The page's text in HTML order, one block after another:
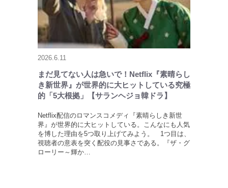
2026.6.11
まだ見てない人は急いで！Netflix『素晴らし
き新世界』が世界的に大ヒットしている究極
的「5大根拠」【サランヘジョ韓ドラ】
Netflix配信のロマンスコメディ『素晴らしき新世
界』が世界的に大ヒットしている。こんなにも人気
を博した理由を5つ取り上げてみよう。 1つ目は、
視聴者の意表を突く配役の見事さである。『ザ・グ
ローリー～輝か…